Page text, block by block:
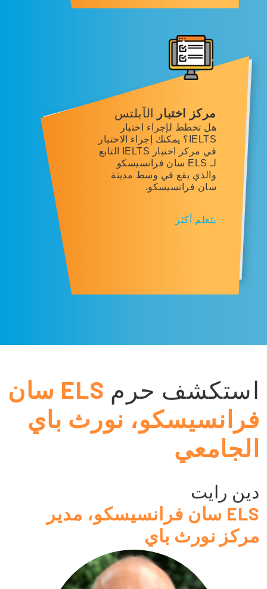
مركز اختبار الآيلتس
هل تخطط لإجراء اختبار
IELTS؟ يمكنك إجراء الاختبار
في مركز اختبار IELTS التابع
لـ ELS سان فرانسيسكو
والذي يقع في وسط مدينة
سان فرانسيسكو.
يتعلم أكثر
استكشف حرم
ELS سان
فرانسيسكو، نورث باي
الجامعي
دين رايت
ELS سان فرانسيسكو، مدير
مركز نورث باي